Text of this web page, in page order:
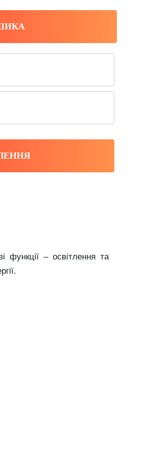
– освітлення та